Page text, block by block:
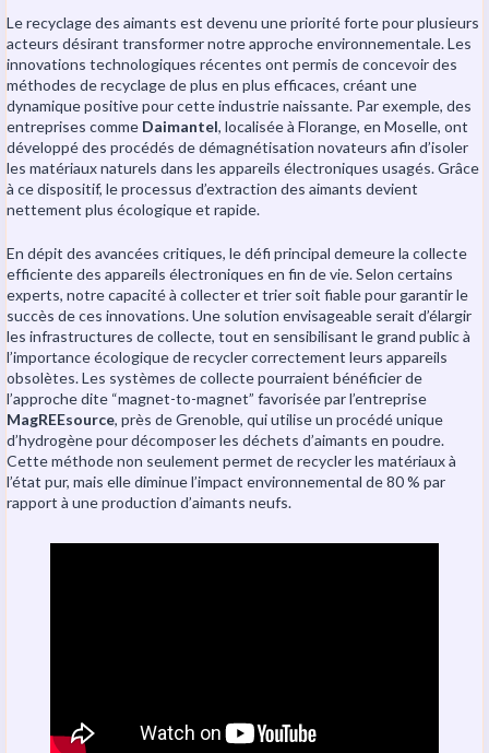
Le recyclage des aimants est devenu une priorité forte pour plusieurs
acteurs désirant transformer notre approche environnementale. Les
innovations technologiques récentes ont permis de concevoir des
méthodes de recyclage de plus en plus efficaces, créant une
dynamique positive pour cette industrie naissante. Par exemple, des
entreprises comme Daimantel, localisée à Florange, en Moselle, ont
développé des procédés de démagnétisation novateurs afin d’isoler
les matériaux naturels dans les appareils électroniques usagés. Grâce
à ce dispositif, le processus d’extraction des aimants devient
nettement plus écologique et rapide.
En dépit des avancées critiques, le défi principal demeure la collecte
efficiente des appareils électroniques en fin de vie. Selon certains
experts, notre capacité à collecter et trier soit fiable pour garantir le
succès de ces innovations. Une solution envisageable serait d’élargir
les infrastructures de collecte, tout en sensibilisant le grand public à
l’importance écologique de recycler correctement leurs appareils
obsolètes. Les systèmes de collecte pourraient bénéficier de
l’approche dite “magnet-to-magnet” favorisée par l’entreprise
MagREEsource, près de Grenoble, qui utilise un procédé unique
d’hydrogène pour décomposer les déchets d’aimants en poudre.
Cette méthode non seulement permet de recycler les matériaux à
l’état pur, mais elle diminue l’impact environnemental de 80 % par
rapport à une production d’aimants neufs.